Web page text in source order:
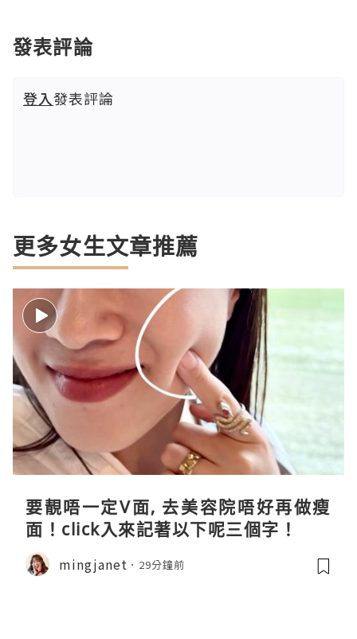
發表評論
登入發表評論
更多女生文章推薦
要靚唔一定V面, 去美容院唔好再做瘦
面！click入來記著以下呢三個字！
mingjanet 29分鐘前